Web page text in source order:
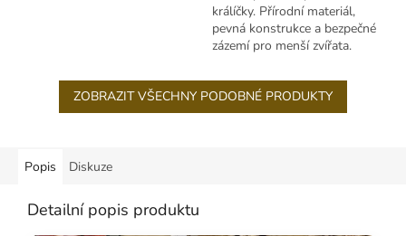
králíčky. Přírodní materiál,
pevná konstrukce a bezpečné
zázemí pro menší zvířata.
ZOBRAZIT VŠECHNY PODOBNÉ PRODUKTY
Popis Diskuze
Detailní popis produktu